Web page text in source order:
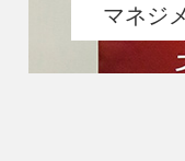
マネジ